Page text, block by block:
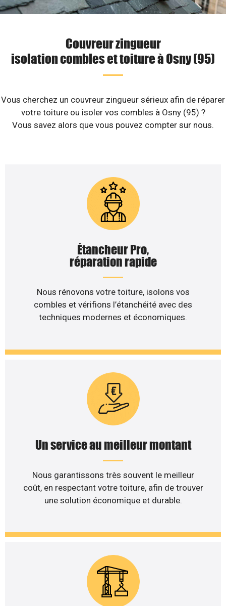
Couvreur zingueur
isolation combles et toiture à Osny (95)
Vous cherchez un couvreur zingueur sérieux afin de réparer
votre toiture ou isoler vos combles à Osny (95) ?
Vous savez alors que vous pouvez compter sur nous.
Étancheur Pro,
réparation rapide
Nous rénovons votre toiture, isolons vos
combles et vérifions l’étanchéité avec des
techniques modernes et économiques.
Un service au meilleur montant
Nous garantissons très souvent le meilleur
coût, en respectant votre toiture, afin de trouver
une solution économique et durable.